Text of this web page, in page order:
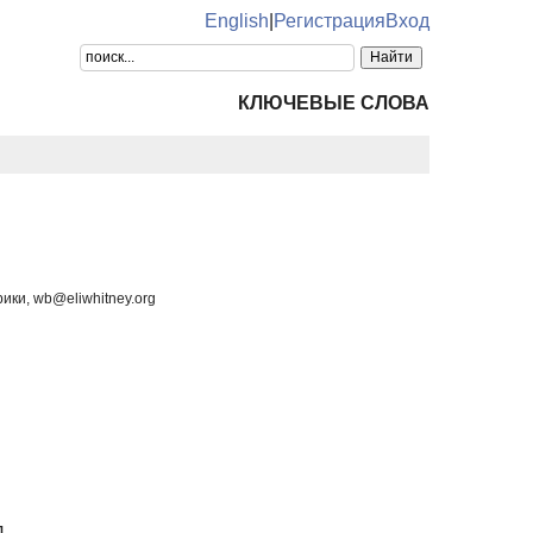
English РегистрацияВход
КЛЮЧЕВЫЕ СЛОВА
wb@eliwhitney.org